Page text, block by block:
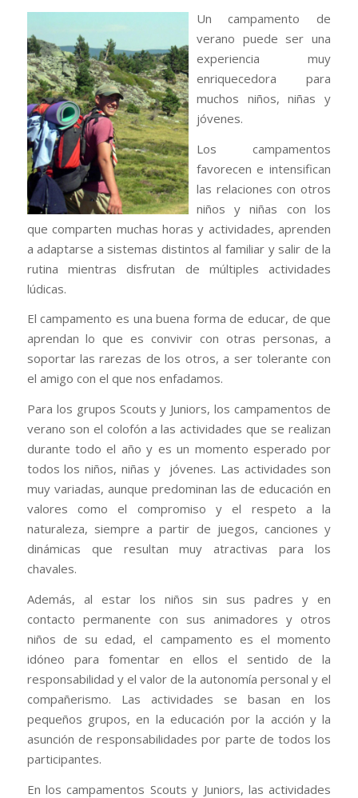
Un campamento de
verano puede ser una
experiencia muy
enriquecedora para
muchos niños, niñas y
jóvenes.
Los campamentos
favorecen e intensifican
las relaciones con otros
niños y niñas con los
que comparten muchas horas y actividades, aprenden
a adaptarse a sistemas distintos al familiar y salir de la
rutina mientras disfrutan de múltiples actividades
lúdicas.
El campamento es una buena forma de educar, de que
aprendan lo que es convivir con otras personas, a
soportar las rarezas de los otros, a ser tolerante con
el amigo con el que nos enfadamos.
Para los grupos Scouts y Juniors, los campamentos de
verano son el colofón a las actividades que se realizan
durante todo el año y es un momento esperado por
todos los niños, niñas y jóvenes. Las actividades son
muy variadas, aunque predominan las de educación en
valores como el compromiso y el respeto a la
naturaleza, siempre a partir de juegos, canciones y
dinámicas que resultan muy atractivas para los
chavales.
Además, al estar los niños sin sus padres y en
contacto permanente con sus animadores y otros
niños de su edad, el campamento es el momento
idóneo para fomentar en ellos el sentido de la
responsabilidad y el valor de la autonomía personal y el
compañerismo. Las actividades se basan en los
pequeños grupos, en la educación por la acción y la
asunción de responsabilidades por parte de todos los
participantes.
En los campamentos Scouts y Juniors, las actividades